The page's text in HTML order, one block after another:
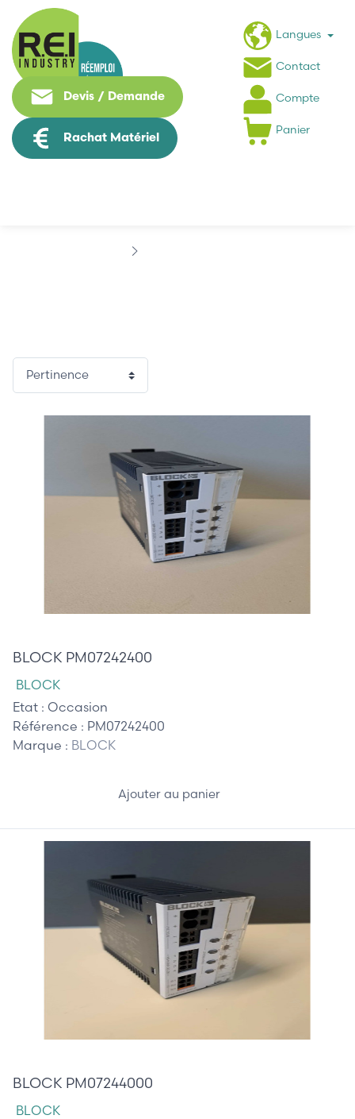
Devis / Demande
Rachat Matériel
Langues
Contact
Compte
Panier
BLOCK PM07242400
BLOCK
Etat : Occasion
Référence : PM07242400
Marque : BLOCK
Ajouter au panier
BLOCK PM07244000
BLOCK